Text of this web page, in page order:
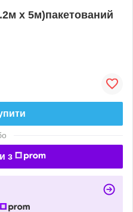
х 5м)пакетований
з